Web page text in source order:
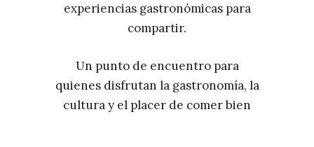
experiencias gastronómicas para
compartir.
Un punto de encuentro para
quienes disfrutan la gastronomía, la
cultura y el placer de comer bien